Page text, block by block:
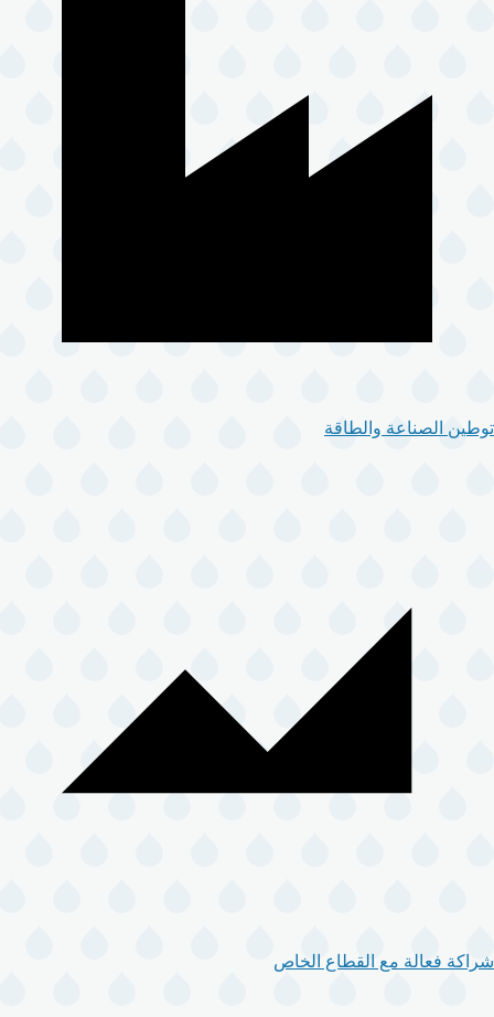
توطين الصناعة والطاقة
شراكة فعالة مع القطاع الخاص